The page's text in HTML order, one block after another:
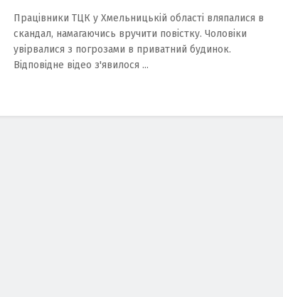
Працівники ТЦК у Хмельницькій області вляпалися в
скандал, намагаючись вручити повістку. Чоловіки
увірвалися з погрозами в приватний будинок.
Відповідне відео з'явилося ...